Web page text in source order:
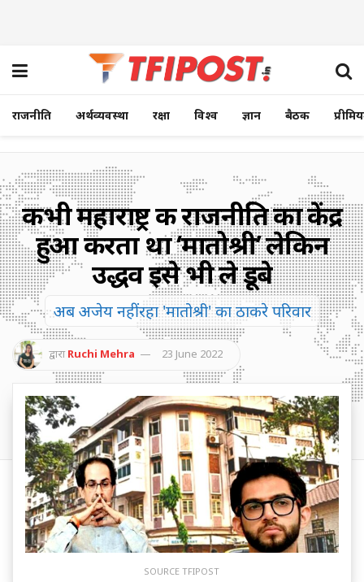
राजनीति अर्थव्यवस्था रक्षा विश्व ज्ञान बैठक
कभी महाराष्ट्र की राजनीति का केंद्र
हुआ करता था ‘मातोश्री’ लेकिन
उद्धव इसे भी ले डूबे
अब अजेय नहीं रहा 'मातोश्री' का ठाकरे परिवार
द्वारा Ruchi Mehra 23 June 2022
SOURCE TFIPOST